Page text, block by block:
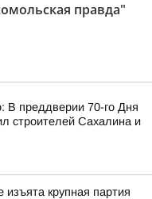
правда"
В преддверии 70-го Дня
строителей Сахалина и
крупная партия